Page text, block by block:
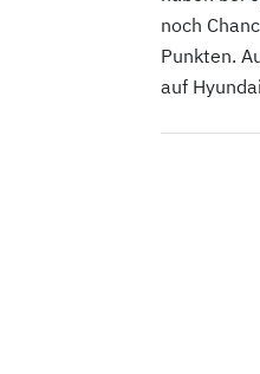
noch
Punkten.
auf